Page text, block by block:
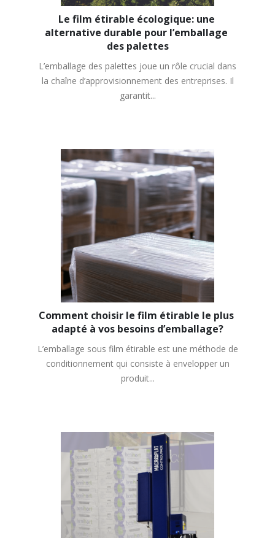
Le film étirable écologique: une
alternative durable pour l’emballage
des palettes
L’emballage des palettes joue un rôle crucial dans
la chaîne d’approvisionnement des entreprises. Il
garantit...
Comment choisir le film étirable le plus
adapté à vos besoins d’emballage?
L’emballage sous film étirable est une méthode de
conditionnement qui consiste à envelopper un
produit...